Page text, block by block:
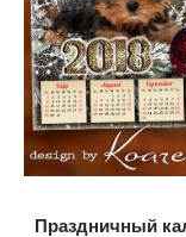
Праздничный